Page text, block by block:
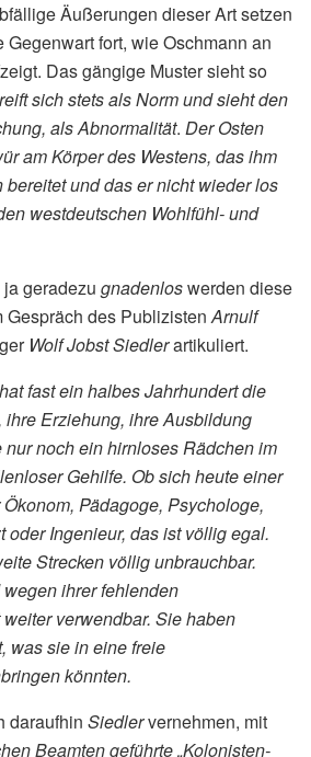
Äußerungen dieser Art setzen
fort, wie Oschmann an
Das gängige Muster sieht so
sich stets als Norm und sieht den
als Abnormalität. Der Osten
am Körper des Westens, das ihm
und das er nicht wieder los
westdeutschen Wohlfühl- und
geradezu gnadenloswerden diese
Gespräch des PublizistenArnulf
Wolf Jobst Siedlerartikuliert.
fast ein halbes Jahrhundert die
ihre Erziehung, ihre Ausbildung
nur noch ein hirnloses Rädchen im
Gehilfe. Ob sich heute einer
Pädagoge, Psychologe,
oder Ingenieur, das ist völlig egal.
Strecken völlig unbrauchbar.
ihrer fehlenden
verwendbar. Sie haben
was sie in eine freie
könnten.
daraufhin Siedlervernehmen, mit
Beamten geführte „Kolonisten-